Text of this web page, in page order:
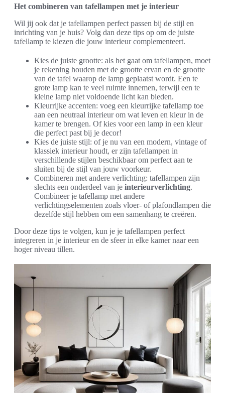
Het combineren van tafellampen met je interieur
Wil jij ook dat je tafellampen perfect passen bij de stijl en
inrichting van je huis? Volg dan deze tips op om de juiste
tafellamp te kiezen die jouw interieur complementeert.
Kies de juiste grootte: als het gaat om tafellampen, moet
je rekening houden met de grootte ervan en de grootte
van de tafel waarop de lamp geplaatst wordt. Een te
grote lamp kan te veel ruimte innemen, terwijl een te
kleine lamp niet voldoende licht kan bieden.
Kleurrijke accenten: voeg een kleurrijke tafellamp toe
aan een neutraal interieur om wat leven en kleur in de
kamer te brengen. Of kies voor een lamp in een kleur
die perfect past bij je decor!
Kies de juiste stijl: of je nu van een modern, vintage of
klassiek interieur houdt, er zijn tafellampen in
verschillende stijlen beschikbaar om perfect aan te
sluiten bij de stijl van jouw voorkeur.
Combineren met andere verlichting: tafellampen zijn
slechts een onderdeel van je interieurverlichting.
Combineer je tafellamp met andere
verlichtingselementen zoals vloer- of plafondlampen die
dezelfde stijl hebben om een samenhang te creëren.
Door deze tips te volgen, kun je je tafellampen perfect
integreren in je interieur en de sfeer in elke kamer naar een
hoger niveau tillen.